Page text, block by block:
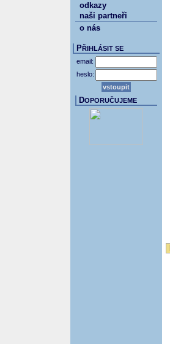
odkazy
naši partneři
o nás
PŘIHLÁSIT SE
email:
heslo:
DOPORUČUJEME